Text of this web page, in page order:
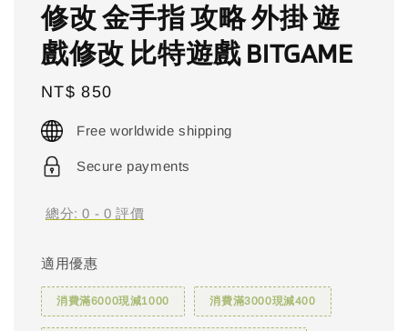
修改 金手指 攻略 外掛 遊
戲修改 比特遊戲 BITGAME
Regular
price
NT$ 850
Free worldwide shipping
Secure payments
總分:0 - 0 評價
適用優惠
消費滿6000現減1000 消費滿3000現減400